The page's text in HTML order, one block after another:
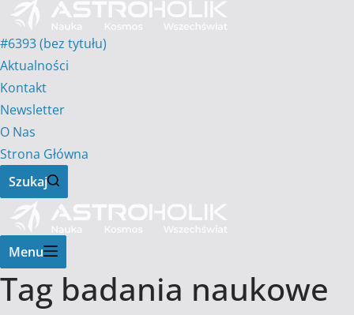
#6393 (bez tytułu)
Aktualności
Kontakt
Newsletter
O Nas
Strona Główna
Szukaj
Menu
Tag badania naukowe